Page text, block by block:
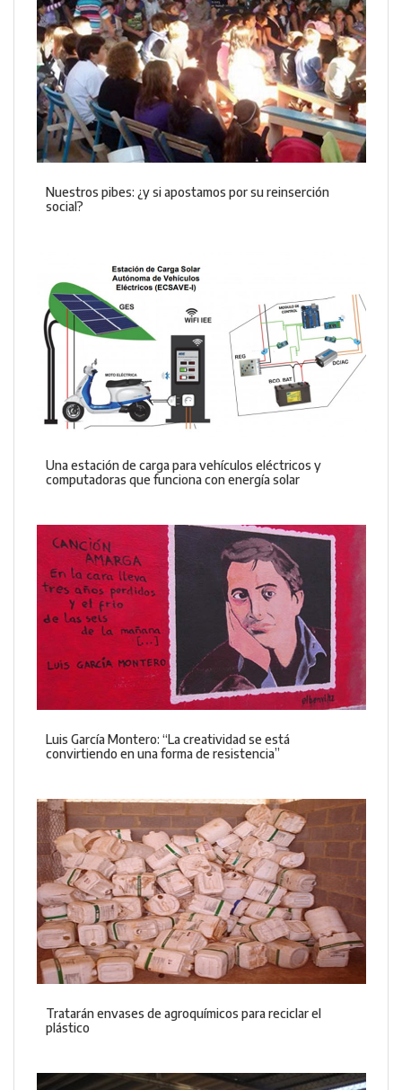
Nuestros pibes: ¿y si apostamos por su reinserción
social?
Una estación de carga para vehículos eléctricos y
computadoras que funciona con energía solar
Luis García Montero: “La creatividad se está
convirtiendo en una forma de resistencia”
Tratarán envases de agroquímicos para reciclar el
plástico